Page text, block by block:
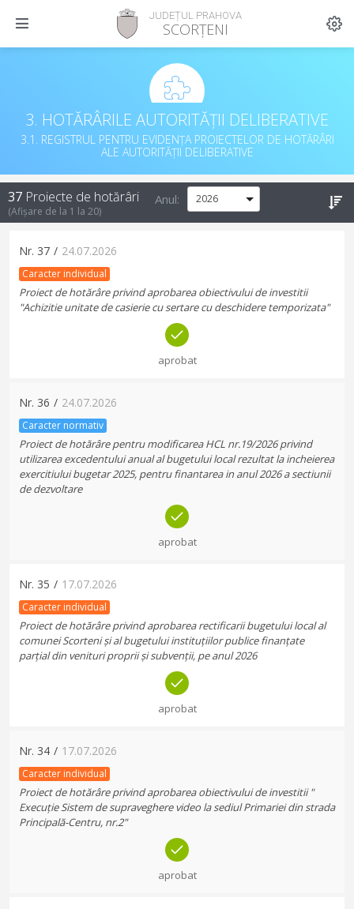
JUDEȚUL PRAHOVA
SCORȚENI
3. HOTĂRÂRILE AUTORITĂȚII DELIBERATIVE
3.1. REGISTRUL PENTRU EVIDENȚA PROIECTELOR DE HOTĂRÂRI
ALE AUTORITĂȚII DELIBERATIVE
37 Proiecte de hotărâri
(Afișare de la 1 la 20)
Anul:
Nr. 37 / 24.07.2026
Caracter individual
Proiect de hotărâre privind aprobarea obiectivului de investitii
"Achizitie unitate de casierie cu sertare cu deschidere temporizata"
aprobat
Nr. 36 / 24.07.2026
Caracter normativ
Proiect de hotărâre pentru modificarea HCL nr.19/2026 privind
utilizarea excedentului anual al bugetului local rezultat la incheierea
exercitiului bugetar 2025, pentru finantarea in anul 2026 a sectiunii
de dezvoltare
aprobat
Nr. 35 / 17.07.2026
Caracter individual
Proiect de hotărâre privind aprobarea rectificarii bugetului local al
comunei Scorteni și al bugetului instituțiilor publice finanțate
parțial din venituri proprii și subvenții, pe anul 2026
aprobat
Nr. 34 / 17.07.2026
Caracter individual
Proiect de hotărâre privind aprobarea obiectivului de investitii "
Execuție Sistem de supraveghere video la sediul Primariei din strada
Principală-Centru, nr.2"
aprobat